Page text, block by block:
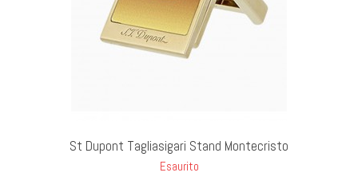
St Dupont Tagliasigari Stand Montecristo
Esaurito